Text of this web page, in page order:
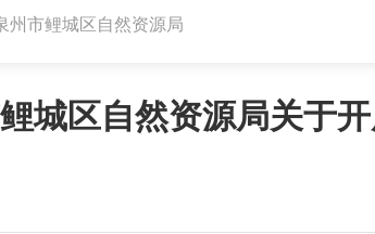
州市鲤城区自然资源局
城区自然资源局关于